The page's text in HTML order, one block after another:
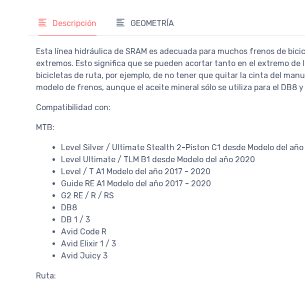
Descripción GEOMETRÍA
Esta línea hidráulica de SRAM es adecuada para muchos frenos de
extremos. Esto significa que se pueden acortar tanto en el extremo
bicicletas de ruta, por ejemplo, de no tener que quitar la cinta del
modelo de frenos, aunque el aceite mineral sólo se utiliza para el DB8 y
Compatibilidad con:
MTB:
Level Silver / Ultimate Stealth 2-Piston C1 desde Modelo del
Level Ultimate / TLM B1 desde Modelo del año 2020
Level / T A1 Modelo del año 2017 - 2020
Guide RE A1 Modelo del año 2017 - 2020
G2 RE / R / RS
DB8
DB 1 / 3
Avid Code R
Avid Elixir 1 / 3
Avid Juicy 3
Ruta: